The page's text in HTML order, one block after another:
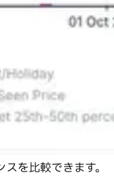
を比較できます。